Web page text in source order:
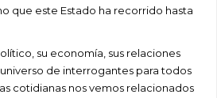
que este Estado ha recorrido hasta
su economía, sus relaciones
de interrogantes para todos
cotidianas nos vemos relacionados